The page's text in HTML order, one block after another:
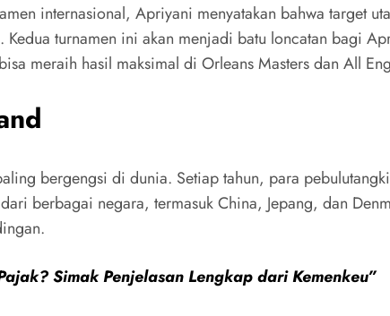
internasional, Apriyani menyatakan bahwa target
turnamen ini akan menjadi batu loncatan bagi
meraih hasil maksimal di Orleans Masters dan All
bergengsi di dunia. Setiap tahun, para
berbagai negara, termasuk China, Jepang, dan
Simak Penjelasan Lengkap dari Kemenkeu”